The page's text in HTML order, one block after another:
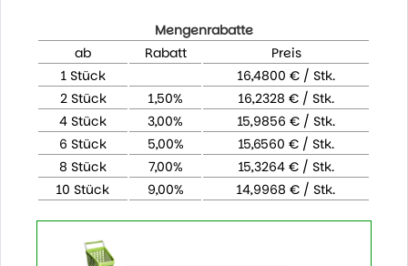
Mengenrabatte
ab
Rabatt
Preis
1 Stück
16,4800 € / Stk.
2 Stück
1,50%
16,2328 € / Stk.
4 Stück
3,00%
15,9856 € / Stk.
6 Stück
5,00%
15,6560 € / Stk.
8 Stück
7,00%
15,3264 € / Stk.
10 Stück
9,00% 14,9968 € / Stk.